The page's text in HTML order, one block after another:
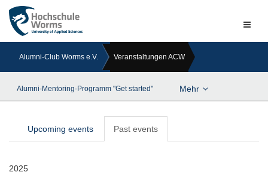
Alumni-Club Worms e.V. Veranstaltungen ACW
Alumni-Mentoring-Programm "Get started" Mehr
Upcoming events Past events
2025